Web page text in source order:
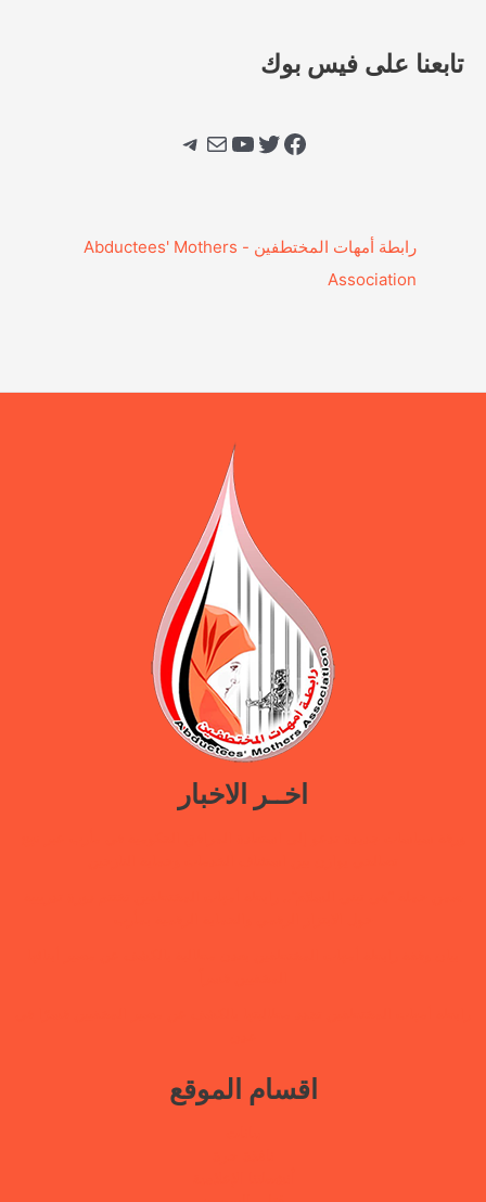
تابعنا على فيس بوك
فيسبوك تويتر يوتيوببريد تيليجرام
‎رابطة أمهات المختطفين - Abductees' Mothers
Association‎
اخــر الاخبار
اقسام الموقع